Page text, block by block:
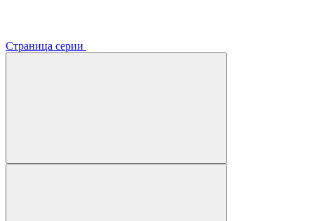
Страница серии